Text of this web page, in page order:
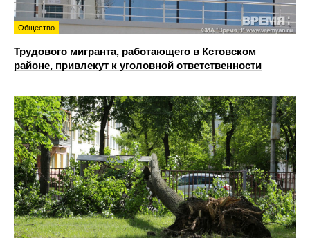
Общество
Трудового мигранта, работающего в Кстовском
районе, привлекут к уголовной ответственности